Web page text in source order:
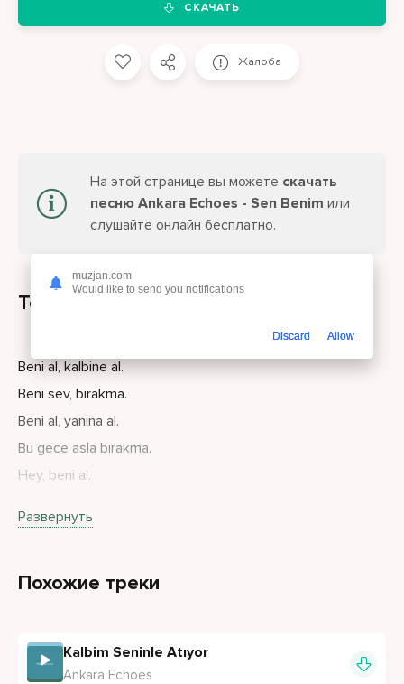
СКАЧАТЬ
Жалоба
На этой странице вы можете скачать
песню Ankara Echoes - Sen Benim или
слушайте онлайн бесплатно.
Текст песни
Beni al, kalbine al.
Beni sev, bırakma.
Beni al, yanına al.
Bu gece asla bırakma.
Hey, beni al.
Развернуть
Похожие треки
Kalbim Seninle Atıyor
Ankara Echoes
muzjan.com
Would like to send you notifications
Discard Allow